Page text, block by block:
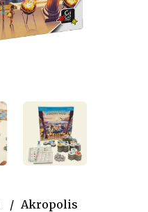
Akropolis